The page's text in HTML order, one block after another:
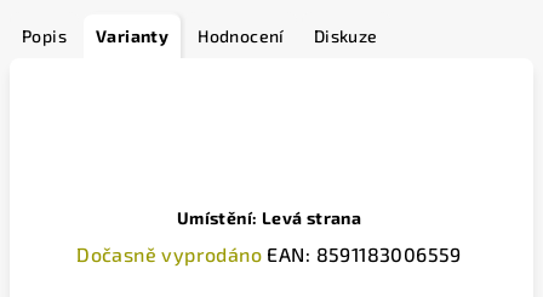
Popis Varianty Hodnocení Diskuze
Umístění: Levá strana
Dočasně vyprodáno EAN: 8591183006559